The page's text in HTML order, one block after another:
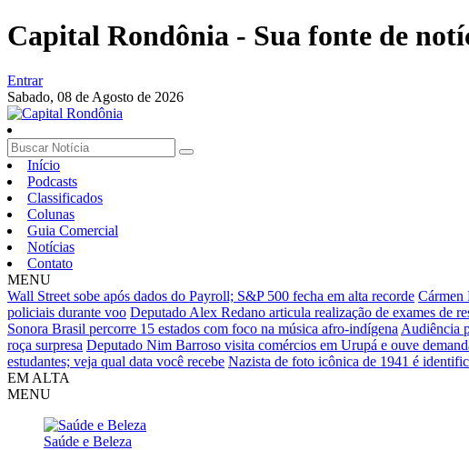
Capital Rondônia - Sua fonte de
Entrar
Sabado, 08 de Agosto de 2026
Início
Podcasts
Classificados
Colunas
Guia Comercial
Notícias
Contato
MENU
Wall Street sobe após dados do Payroll; S&P 500 fecha em alta recorde Cármen
policiais durante voo Deputado Alex Redano articula realização de exames de
Sonora Brasil percorre 15 estados com foco na música afro-indígena Audiência
roça surpresa Deputado Nim Barroso visita comércios em Urupá e ouve
estudantes; veja qual data você recebe Nazista de foto icônica de 1941 é
EM ALTA
MENU
Saúde e Beleza